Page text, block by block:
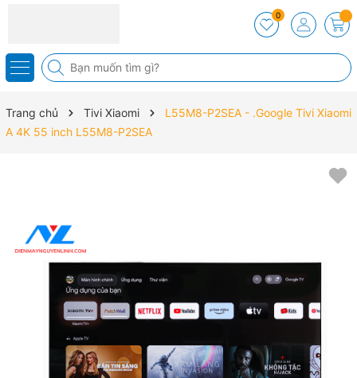
0
Trang chủ Tivi Xiaomi
L55M8-P2SEA - .Google Tivi Xiaomi
A 4K 55 inch L55M8-P2SEA